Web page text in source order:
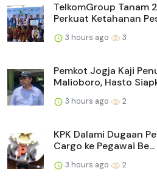
TelkomGroup Tanam
Perkuat Ketahanan
3 hours ago 3
Pemkot Jogja Kaji
Malioboro, Hasto
3 hours ago 2
KPK Dalami Dugaan
Cargo ke Pegawai Be...
3 hours ago 2